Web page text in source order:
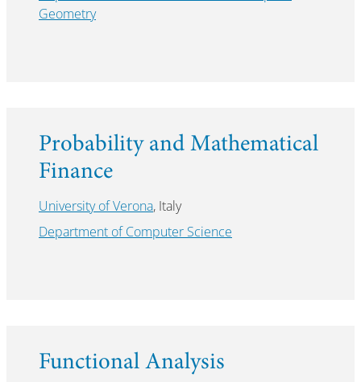
Geometry
Probability and Mathematical
Finance
University of Verona, Italy
Department of Computer Science
Functional Analysis